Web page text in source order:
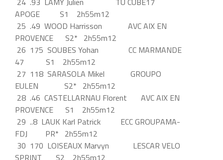
APOGE S1 2h55m12
25 .49 WOOD Harrisson AVC AIX EN
PROVENCE S2* 2h55m12
26 175 SOUBES Yohan CC MARMANDE
47 S1 2h55m12
27 118 SARASOLA Mikel GROUPO
EULEN S2* 2h55m12
28 .46 CASTELLARNAU Florent AVC AIX EN
PROVENCE S1 2h55m12
29 ..8 LAUK Karl Patrick ECC GROUPAMA-
FDJ PR* 2h55m12
30 170 LOISEAUX Marvyn LESCAR VELO
SPRINT S2 2h55m12